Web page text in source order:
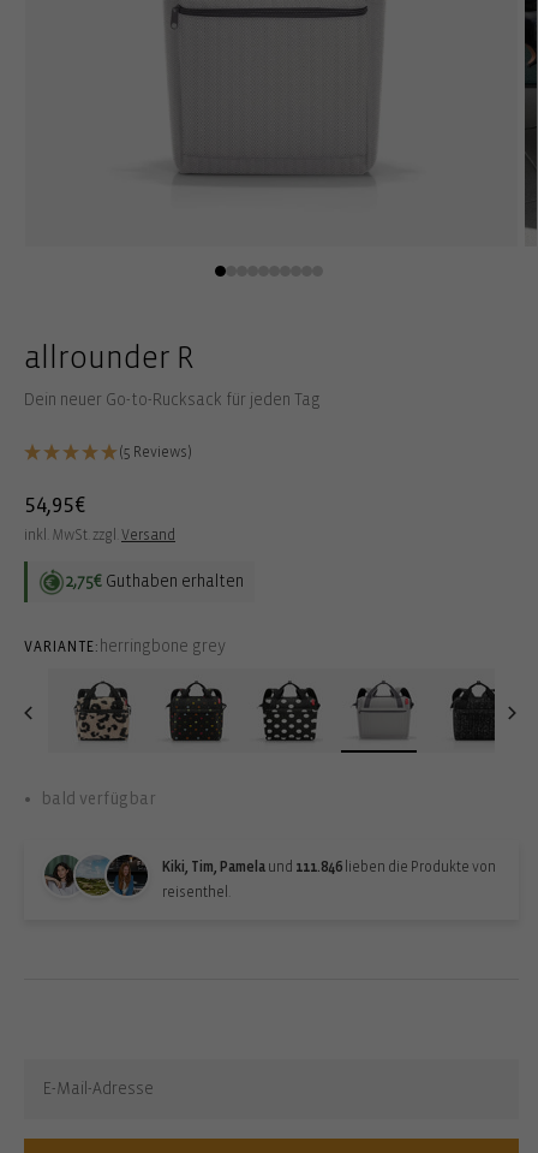
allrounder R
Dein neuer Go-to-Rucksack für jeden Tag
(5 Reviews)
Normaler
Preis
54,95€
inkl. MwSt. zzgl. Versand
2,75€ Guthaben erhalten
VARIANTE: herringbone grey
bald verfügbar
Kiki, Tim, Pamela und 111.846 lieben die Produkte von
reisenthel.